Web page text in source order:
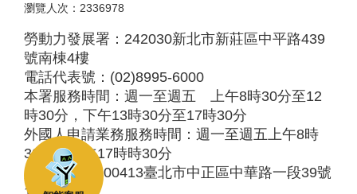
瀏覽人次：2336978
勞動力發展署：242030新北市新莊區中平路439
號南棟4樓
電話代表號：(02)8995-6000
本署服務時間：週一至週五 上午8時30分至12
時30分，下午13時30分至17時30分
外國人申請業務服務時間：週一至週五上午8時
30分至下午17時時30分
服務地址：100413臺北市中正區中華路一段39號